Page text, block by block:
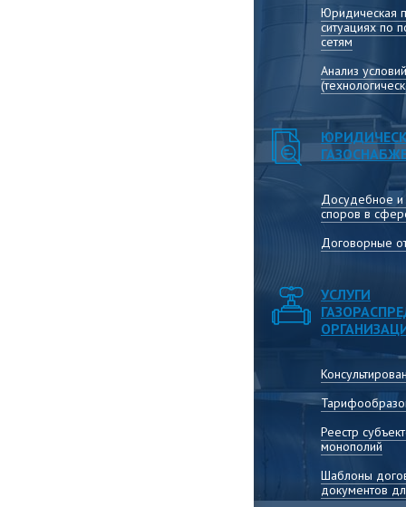
Юридическая
ситуациях по
сетям
Анализ
Досудебное
споров в
Договорные
УСЛУГИ
Реестр
монополий
Шаблоны
документов